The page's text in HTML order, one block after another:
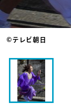
©テレビ朝日